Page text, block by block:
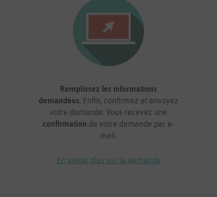
Remplissez les informations
demandées. Enfin, confirmez et envoyez
votre demande. Vous recevez une
confirmation de votre demande par e-
mail.
En savoir plus sur la demande